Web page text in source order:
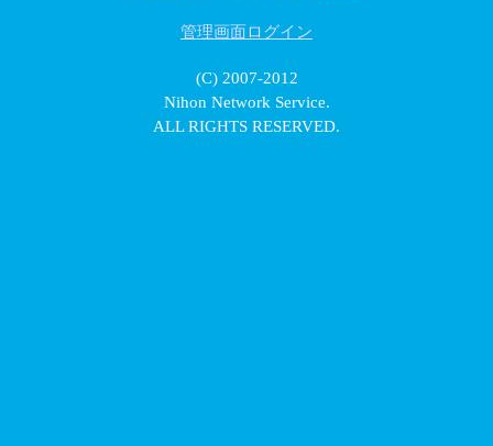
管理画面ログイン
(C) 2007-2012
Nihon Network Service.
ALL RIGHTS RESERVED.